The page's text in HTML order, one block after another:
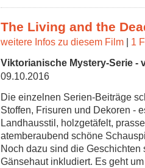
The Living and the
weitere Infos zu diesem Film
1
Viktorianische Mystery-Serie -
09.10.2016
Die einzelnen Serien-Beiträge
Stoffen, Frisuren und Dekoren -
Landhausstil, holzgetäfelt,
atemberaubend schöne
Noch dazu sind die
Gänsehaut inkludiert. Es geht